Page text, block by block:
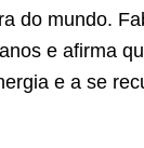
do mundo.
e afirma
e a se